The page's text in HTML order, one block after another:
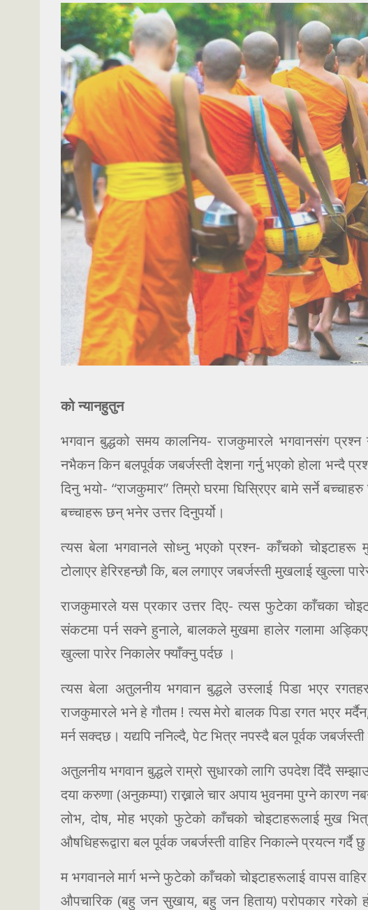
को न्यानहुतुन
भगवान बुद्धको समय कालनिय- राजकुमारले भगवानसंग
नभैकन किन बलपूर्वक जबर्जस्ती देशना गर्नु भएको होला भन्दै
दिनु भयो- “राजकुमार” तिम्रो घरमा घिस्रिएर बामे सर्ने
बच्चाहरू छन् भनेर उत्तर दिनुपर्यो।
त्यस बेला भगवानले सोध्नु भएको प्रश्न- काँचको
टोलाएर हेरिरहन्छौ कि, बल लगाएर जबर्जस्ती मुखलाई खुल्ला
राजकुमारले यस प्रकार उत्तर दिए- त्यस फुटेका काँचका
संकटमा पर्न सक्ने हुनाले, बालकले मुखमा हालेर गलामा
खुल्ला पारेर निकालेर फ्याँक्नु पर्दछ ।
त्यस बेला अतुलनीय भगवान बुद्धले उस्लाई पिडा भएर
राजकुमारले भने हे गौतम ! त्यस मेरो बालक पिडा रगत भएर
मर्न सक्दछ। यद्यपि ननिल्दै, पेट भित्र नपस्दै बल पूर्वक
अतुलनीय भगवान बुद्धले राम्रो सुधारको लागि उपदेश दिँदै
दया करुणा (अनुकम्पा) राख्नाले चार अपाय भुवनमा पुग्ने कारण
लोभ, दोष, मोह भएको फुटेको काँचको चोइटाहरूलाई मुख
औषधिहरूद्वारा बल पूर्वक जबर्जस्ती वाहिर निकाल्ने प्रयत्न गर्दै
म भगवानले मार्ग भन्ने फुटेको काँचको चोइटाहरूलाई वापस
औपचारिक (बहु जन सुखाय, बहु जन हिताय) परोपकार गरेको